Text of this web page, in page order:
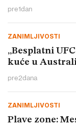
pre1dan
ZANIMLJIVOSTI
„Besplatni
kuće u
pre2dana
ZANIMLJIVOSTI
Plave zone: